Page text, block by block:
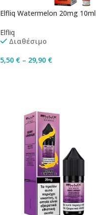
Elfliq Watermelon 20mg 10ml
Elfliq
Διαθέσιμο
5,50 € – 29,90 €